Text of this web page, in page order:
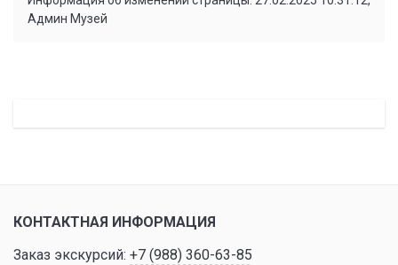
Админ Музей
КОНТАКТНАЯ ИНФОРМАЦИЯ
Заказ экскурсий: +7 (988) 360-63-85